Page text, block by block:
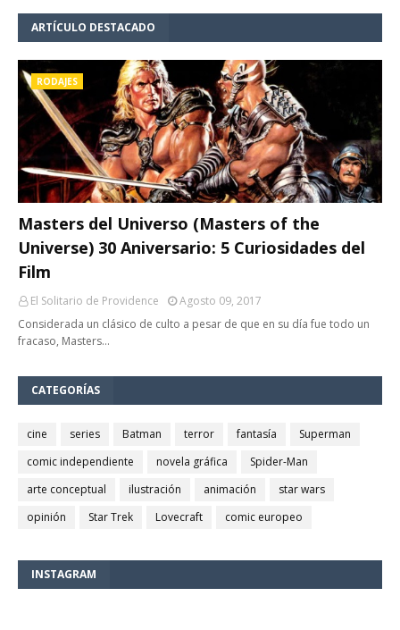
ARTÍCULO DESTACADO
RODAJES
Masters del Universo (Masters of the
Universe) 30 Aniversario: 5 Curiosidades del
Film
El Solitario de Providence
Agosto 09, 2017
Considerada un clásico de culto a pesar de que en su día fue todo un
fracaso, Masters…
CATEGORÍAS
cine series Batman terror fantasía
Superman
comic independiente
novela gráfica
Spider-Man
arte conceptual
ilustración animación
star wars
opinión
Star Trek Lovecraft comic europeo
INSTAGRAM